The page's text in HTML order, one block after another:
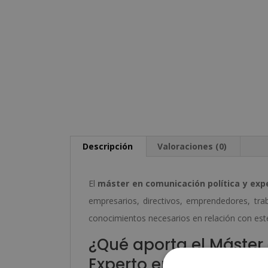
Descripción Valoraciones (0)
El máster en comunicación política y
empresarios, directivos, emprendedores,
conocimientos necesarios en relación con
¿Qué aporta el